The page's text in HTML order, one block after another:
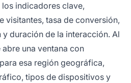
indicadores clave,
visitantes, tasa de conversión,
duración de la interacción. Al
una ventana con
esa región geográfica,
tipos de dispositivos y